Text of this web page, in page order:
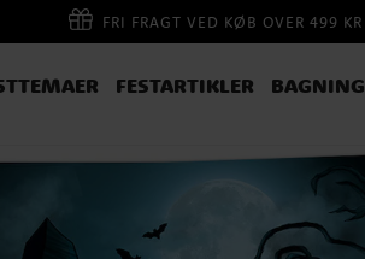
FRI FRAGT VED KØB OVER 499 KR
FESTARTIKLER BAGNING